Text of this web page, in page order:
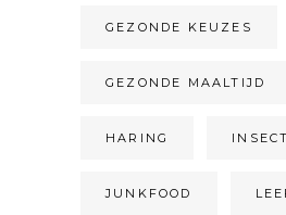
GEZONDE KEUZES
GEZONDE MAALTIJD
HARING
JUNKFOOD